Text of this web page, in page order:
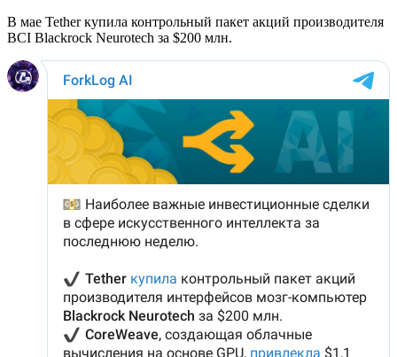
В мае Tether купила контрольный пакет акций производителя
BCI Blackrock Neurotech за $200 млн.